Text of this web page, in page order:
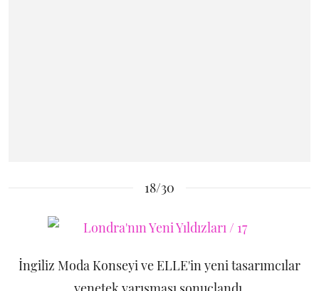
18/30
İngiliz Moda Konseyi ve ELLE'in yeni tasarımcılar